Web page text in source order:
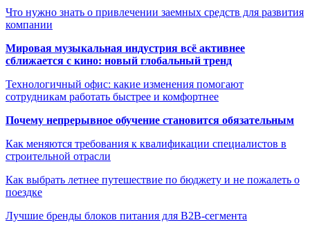
Что нужно знать о привлечении заемных средств для развития
компании
Мировая музыкальная индустрия всё активнее
сближается с кино: новый глобальный тренд
Технологичный офис: какие изменения помогают
сотрудникам работать быстрее и комфортнее
Почему непрерывное обучение становится обязательным
Как меняются требования к квалификации специалистов в
строительной отрасли
Как выбрать летнее путешествие по бюджету и не пожалеть о
поездке
Лучшие бренды блоков питания для B2B-сегмента